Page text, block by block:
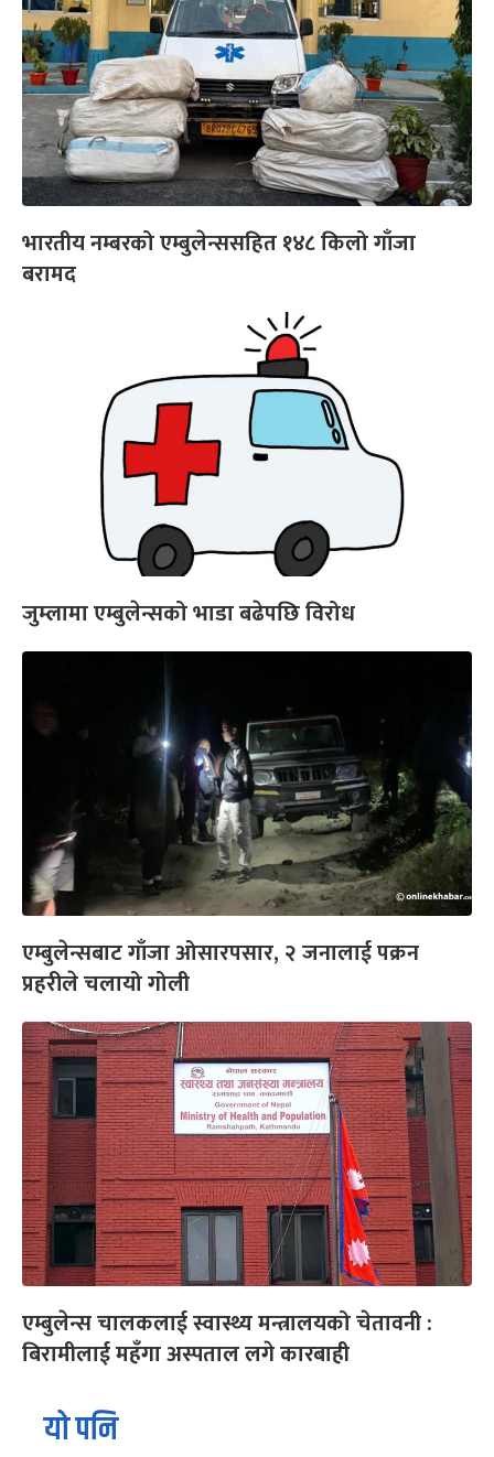
भारतीय नम्बरको एम्बुलेन्ससहित १४८ किलो गाँजा
बरामद
जुम्लामा एम्बुलेन्सको भाडा बढेपछि विरोध
एम्बुलेन्सबाट गाँजा ओसारपसार, २ जनालाई पक्रन
प्रहरीले चलायो गोली
एम्बुलेन्स चालकलाई स्वास्थ्य मन्त्रालयको चेतावनी :
बिरामीलाई महँगा अस्पताल लगे कारबाही
यो पनि